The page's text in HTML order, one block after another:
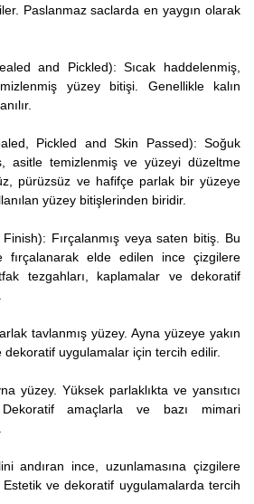
Paslanmaz saclarda en yaygın olarak
and Pickled): Sıcak haddelenmiş,
yüzey bitişi. Genellikle kalın
Pickled and Skin Passed): Soğuk
asitle temizlenmiş ve yüzeyi düzeltme
pürüzsüz ve hafifçe parlak bir yüzeye
yüzey bitişlerinden biridir.
Fırçalanmış veya saten bitiş. Bu
fırçalanarak elde edilen ince çizgilere
tezgahları, kaplamalar ve dekoratif
tavlanmış yüzey. Ayna yüzeye yakın
dekoratif uygulamalar için tercih edilir.
yüzey. Yüksek parlaklıkta ve yansıtıcı
amaçlarla ve bazı mimari
andıran ince, uzunlamasına çizgilere
ve dekoratif uygulamalarda tercih